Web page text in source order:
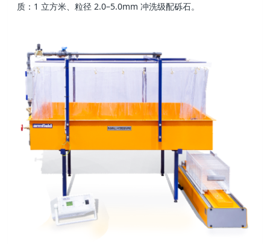
质：1 立方米、粒径 2.0–5.0mm 冲洗级配砾石。